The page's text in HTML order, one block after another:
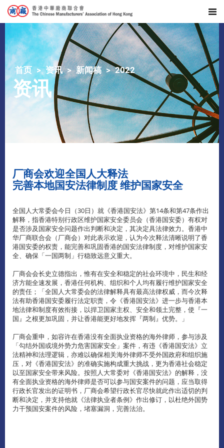
首页 资讯 新闻稿 2022
资讯
厂商会欢迎全国人大释法
完善本地国安法律制度 维护国家安全
全国人大常委会今日（30日）就《香港国安法》第14条和第47条作出
解释，指香港特别行政区维护国家安全委员会（香港国安委）有权对
是否涉及国家安全问题作出判断和决定，其决定具法律效力。香港中
华厂商联合会（厂商会）对此表示欢迎，认为今次释法清晰说明了香
港国安委的权责，能完善和巩固香港的国安法律制度，对维护国家安
全、确保「一国两制」行稳致远意义重大。
厂商会会长史立德指出，惟有在安全和稳定的社会环境中，民生和经
济方能全速发展，香港任何机构、组织和个人均有履行维护国家安全
的责任；「全国人大常委会的法律解释具有最高法律权威，而今次释
法有助香港国安委履行法定职责，令《香港国安法》进一步与香港本
地法律和制度有效衔接，以捍卫国家主权、安全和领土完整，使『一
国』之根更加巩固，并让香港能更好地发挥『两制』优势。」
厂商会重申，如容许在香港没有全面执业资格的海外律师，参与涉及
「勾结外国或境外势力危害国家安全」案件，有违《香港国安法》立
法精神和法理逻辑，亦难以确保相关海外律师不受外国政府和组织施
压，对《香港国安法》的准确实施构成重大挑战，更为香港社会稳定
以至国家安全带来风险。按照人大常委对《香港国安法》的解释，没
有全面执业资格的海外律师是否可以参与国安案件的问题，应当取得
行政长官发出的证明书，厂商会希望行政长官尽快就此作出适切的判
断和决定，并支持他就《法律执业者条例》作出修订，以杜绝外国势
力干预国安案件的风险，堵塞漏洞，完善法治。